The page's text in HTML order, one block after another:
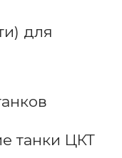
для
танки ЦКТ